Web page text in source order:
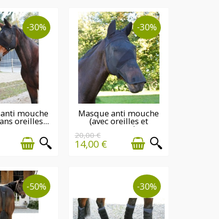
-30%
mouche
oreilles...
-30%
DERNIÈRE(S)
QUANTITÉ(S)
DISPONIBLE(S)
Masque anti mouche
(avec oreilles et
naseaux)
20,00 €
14,00 €
-50% -30%